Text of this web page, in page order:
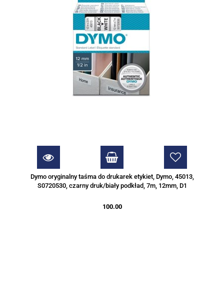
Dymo oryginalny taśma do drukarek etykiet, Dymo, 45013,
S0720530, czarny druk/biały podkład, 7m, 12mm, D1
100.00